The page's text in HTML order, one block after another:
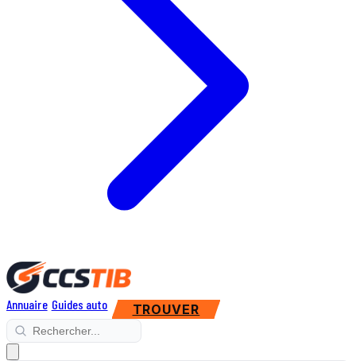
Annuaire Guides auto TROUVER